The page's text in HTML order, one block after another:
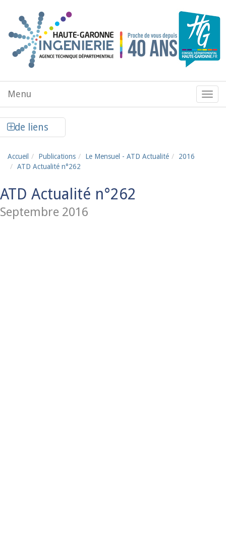
Menu
de
Menu
de liens
Accueil Publications Le Mensuel - ATD Actualité
2016
ATD Actualité n°262
ATD Actualité n°262
Septembre 2016